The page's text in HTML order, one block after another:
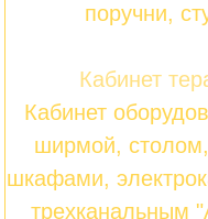
поручни,
Кабинет
Кабинет
ширмой,
шкафами,
трехканальным